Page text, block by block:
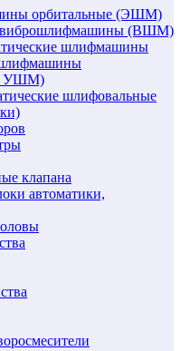
орбитальные (ЭШМ)
виброшлифмашины (ВШМ)
шлифмашины
УШМ)
шлифовальные
клапана
автоматики,